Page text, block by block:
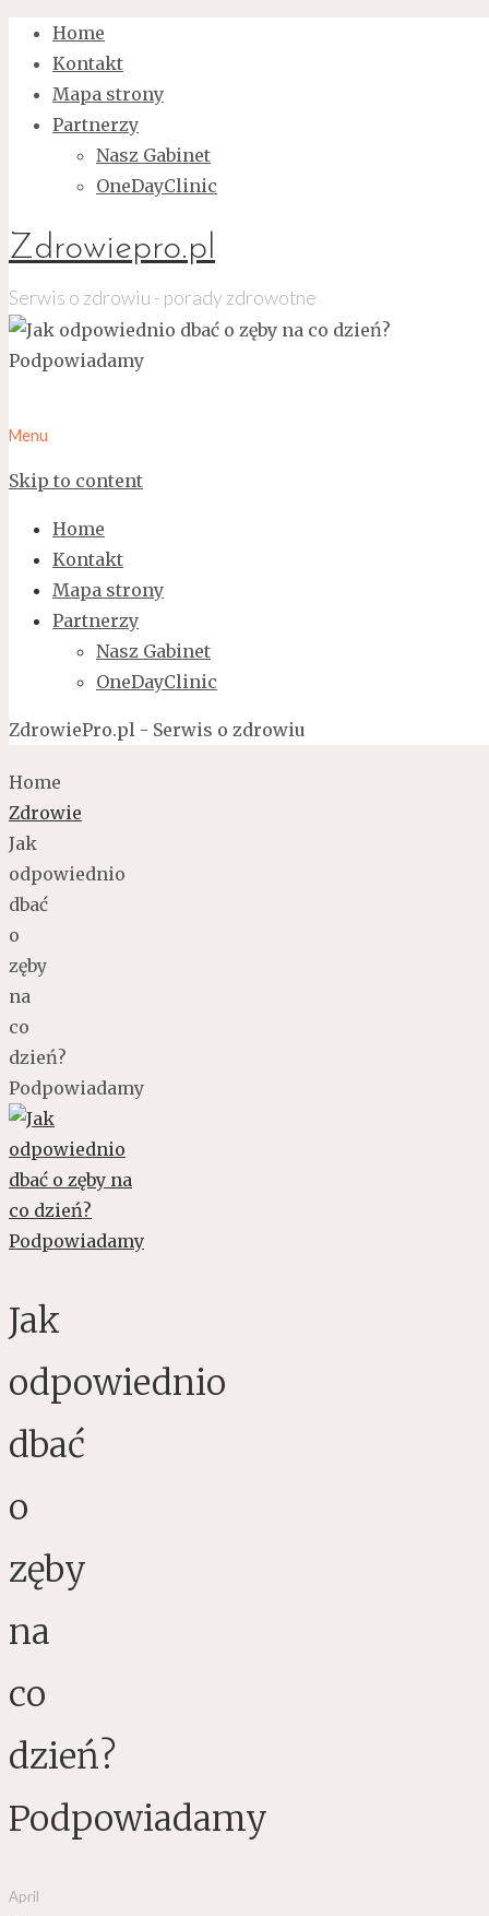
Home
Kontakt
Mapa strony
Partnerzy
Nasz Gabinet
OneDayClinic
Zdrowiepro.pl
Serwis o zdrowiu - porady zdrowotne
Menu
Skip to content
Home
Kontakt
Mapa strony
Partnerzy
Nasz Gabinet
OneDayClinic
ZdrowiePro.pl - Serwis o zdrowiu
Home
Zdrowie
Jak
odpowiednio
dbać
o
zęby
na
co
dzień?
Podpowiadamy
Jak
odpowiednio
dbać
o
zęby
na
co
dzień?
Podpowiadamy
April